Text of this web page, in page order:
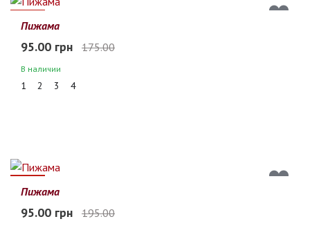
46%
Пижама
95.00 грн 175.00
В наличии
1 2 3 4
51%
Пижама
95.00 грн 195.00